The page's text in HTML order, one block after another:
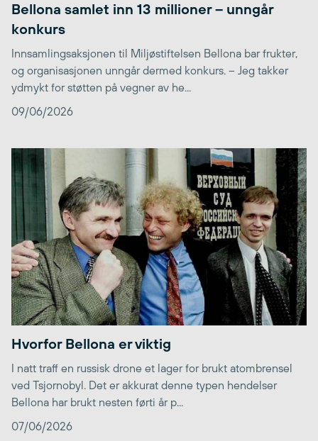
Bellona samlet inn 13 millioner – unngår
konkurs
Innsamlingsaksjonen til Miljøstiftelsen Bellona bar frukter,
og organisasjonen unngår dermed konkurs. – Jeg takker
ydmykt for støtten på vegner av he...
09/06/2026
Hvorfor Bellona er viktig
I natt traff en russisk drone et lager for brukt atombrensel
ved Tsjornobyl. Det er akkurat denne typen hendelser
Bellona har brukt nesten førti år p...
07/06/2026